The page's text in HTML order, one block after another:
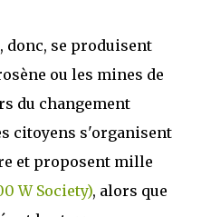
donc, se produisent
ou les mines de
du changement
citoyens s'organisent
et proposent mille
W Society), alors que